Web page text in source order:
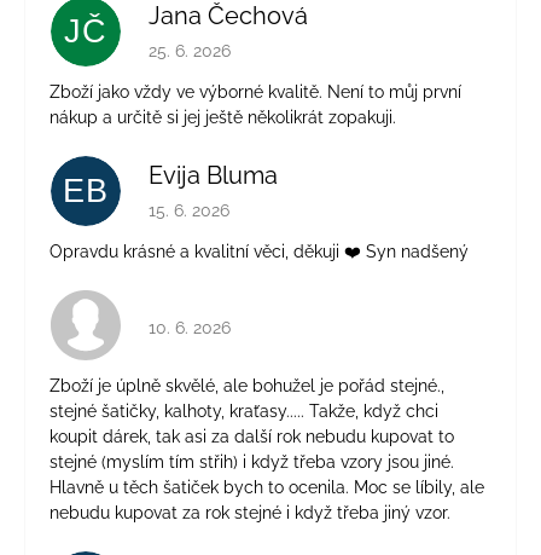
JČ Jana Čechová
Hodnocení obchodu je 5 z 5 hvězdiček.
25. 6. 2026
Zboží jako vždy ve výborné kvalitě. Není to můj první
nákup a určitě si jej ještě několikrát zopakuji.
EB Evija Bluma
Hodnocení obchodu je 5 z 5 hvězdiček.
15. 6. 2026
Opravdu krásné a kvalitní věci, děkuji ❤️ Syn nadšený
Hodnocení obchodu je 4 z 5 hvězdiček.
10. 6. 2026
Zboží je úplně skvělé, ale bohužel je pořád stejné.,
stejné šatičky, kalhoty, kraťasy..... Takže, když chci
koupit dárek, tak asi za další rok nebudu kupovat to
stejné (myslím tím střih) i když třeba vzory jsou jiné.
Hlavně u těch šatiček bych to ocenila. Moc se líbily, ale
nebudu kupovat za rok stejné i když třeba jiný vzor.